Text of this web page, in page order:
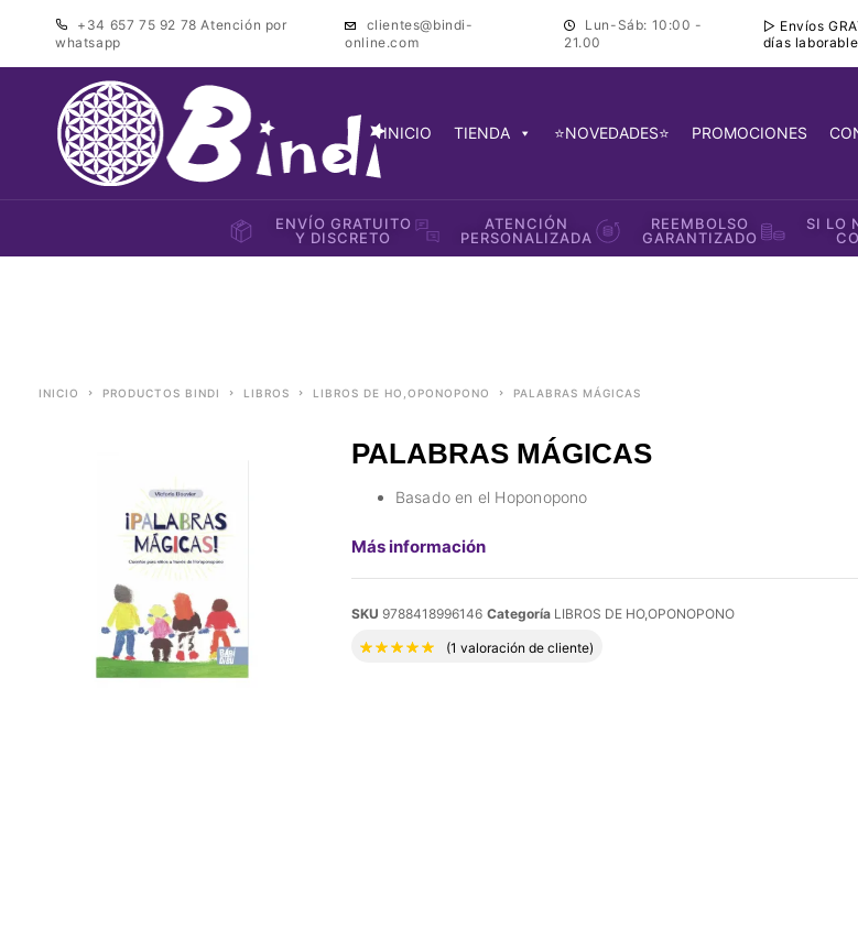
+34 657 75 92 78Atención por
whatsapp
clientes@bindi-
online.com
Lun-Sáb: 10:00 -
21.00
▷ Envíos
días
INICIO TIENDA ⭐NOVEDADES⭐ PROMOCIONES
ENVÍO GRATUITO
Y DISCRETO
ATENCIÓN
PERSONALIZADA
REEMBOLSO
GARANTIZADO
SI LO
INICIO PRODUCTOS BINDI LIBROS LIBROS DE HO,OPONOPONO PALABRAS MÁGICAS
PALABRAS MÁGICAS
Basado en el Hoponopono
Más información
SKU 9788418996146 Categoría LIBROS DE HO,OPONOPONO
Valorado con5.00de 5 en base a
(1 valoración de cliente)